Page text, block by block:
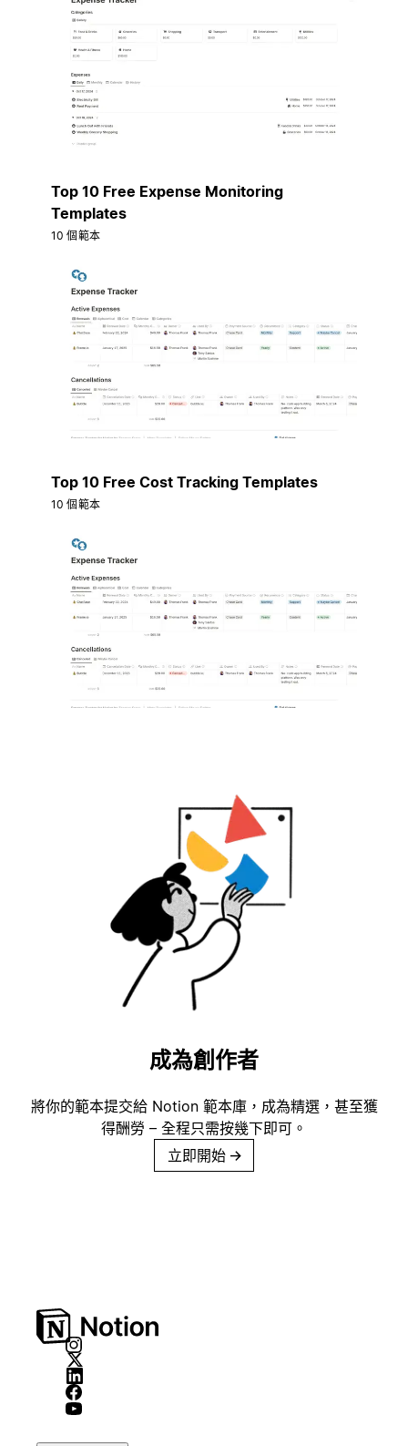
Top 10 Free Expense Monitoring
Templates
10 個範本
Top 10 Free Cost Tracking Templates
10 個範本
成為創作者
將你的範本提交給 Notion 範本庫，成為精選，甚至獲
得酬勞 – 全程只需按幾下即可。
立即開始 →